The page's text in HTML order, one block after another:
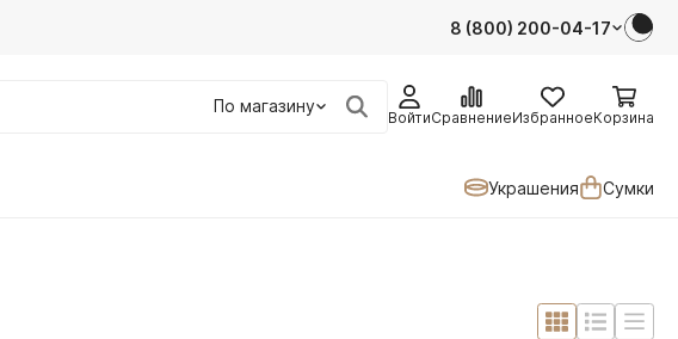
8 (800) 200-04-17
По магазину
ВойтиСравнениеИзбранноеКорзина
Украшения Сумки